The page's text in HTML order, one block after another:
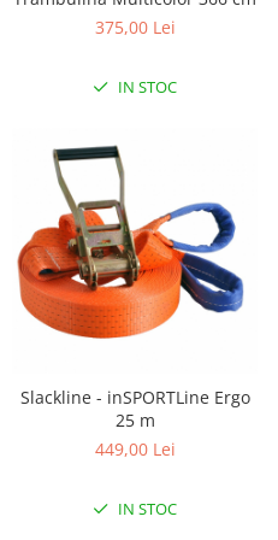
Aparate Fitness Multifunctionale
Aparate Fitness de Vaslit
Banci forta multifunctionale
Aparate Vibromasaj si accesorii
masaj
Box
Bare - Discuri - Greutati
sau Yoga
Scara antrenament
375,00 Lei
IN STOC
Slackline - inSPORTLine Ergo
25 m
449,00 Lei
IN STOC